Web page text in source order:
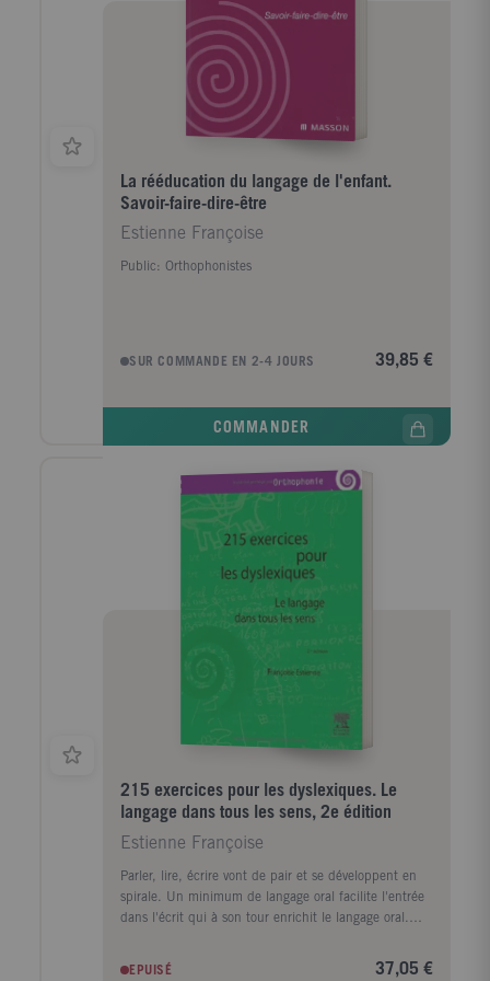
exercices permettent d'étendre leur champ
d'application dans de nombreux domaines du langage
oral et écrit. Puisse ce livre convaincre les
orthopohonistes, les enseignants, les parents et
surtout l'apprenti lecteur qu'une lecture flexible est le
résultat d'un entraînement systématique et spécifique
que l'on peut rendre amusant et enrichissant.
La rééducation du langage de l'enfant.
Savoir-faire-dire-être
Estienne Françoise
Public: Orthophonistes
SUR COMMANDE EN 2-4 JOURS 39,85 €
COMMANDER
215 exercices pour les dyslexiques. Le
langage dans tous les sens, 2e édition
Estienne Françoise
Parler, lire, écrire vont de pair et se développent en
spirale. Un minimum de langage oral facilite l'entrée
dans l'écrit qui à son tour enrichit le langage oral.
sens. Dans toutes ses dimensions et modalités, il est
EPUISÉ 37,05 €